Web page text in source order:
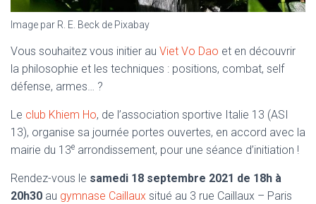
Image par R. E. Beck de Pixabay
Vous souhaitez vous initier au Viet Vo Dao et en découvrir
la philosophie et les techniques : positions, combat, self
défense, armes… ?
Le club Khiem Ho, de l’association sportive Italie 13 (ASI
13), organise sa journée portes ouvertes, en accord avec la
mairie du 13e arrondissement, pour une séance d’initiation !
Rendez-vous le samedi 18 septembre 2021 de 18h à
20h30 au gymnase Caillaux situé au 3 rue Caillaux – Paris